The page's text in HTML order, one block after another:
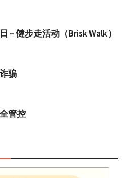
– 健步走活动（Brisk Walk）
骗
管控